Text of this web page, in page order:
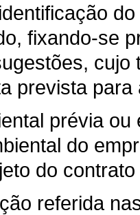
fixando-se
prevista
prévia
do
do contrato
referida